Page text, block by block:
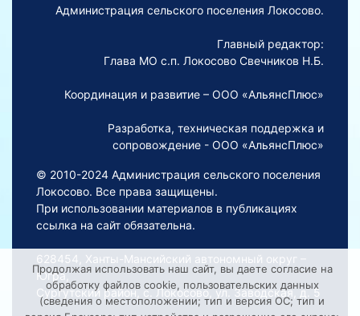
Администрация сельского поселения Локосово.
Главный редактор:
Глава МО с.п. Локосово Свечников Н.Б.
Координация и развитие – ООО «АльянсПлюс»
Разработка, техническая поддержка и
сопровождение - ООО «АльянсПлюс»
© 2010-2024 Администрация сельского поселения
Локосово. Все права защищены.
При использовании материалов в публикациях
ссылка на сайт обязательна.
628454, Ханты-Мансийский автономный округ –
Югра,
Сургутский район, с. Локосово, ул. Заводская, д. 5
Продолжая использовать наш сайт, вы даете согласие на
обработку файлов cookie, пользовательских данных
(сведения о местоположении; тип и версия ОС; тип и